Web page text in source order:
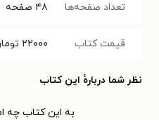
تعداد صفحه‌ها ۴۸ صفحه
قیمت کتاب ۲۲۰۰۰
نظر شما دربارهٔ این کتاب
به این کتاب چه